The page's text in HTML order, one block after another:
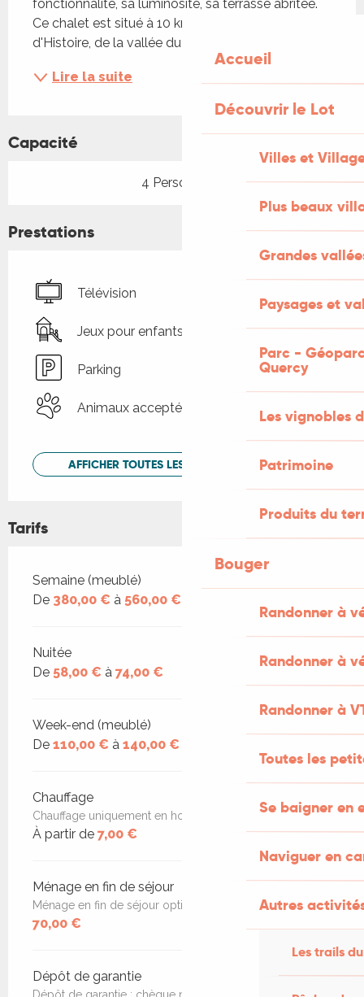
Accueil
Découvrir le Lot
Villes et
Plus beaux
Grandes
Paysages et
Parc -
Quercy
Les vignobles
Patrimoine
Produits du
Bouger
Randonner à
Randonner à
Randonner à
Toutes les
Se baigner en
Naviguer en
Autres
Les trails
fonctionnalité, sa luminosité, sa terrasse abritée.
Ce chalet est situé à 10 km de Figeac, ville d'Art et
d'Histoire, de la vallée du Célé et du Lot. Vous...
Lire la suite
Capacité
4 Personne(s)
Prestations
Télévision
Jeux pour enfants / Espace jeux
Parking
Animaux acceptés
AFFICHER TOUTES LES PRESTATIONS
Tarifs
Tarifs 2026
Semaine (meublé)
De 380,00 € à 560,00 €
Nuitée
De 58,00 € à 74,00 €
Week-end (meublé)
De 110,00 € à 140,00 €
Chauffage
Chauffage uniquement en hors saison et selon météo
À partir de 7,00 €
Ménage en fin de séjour
Ménage en fin de séjour optionnel
70,00 €
Dépôt de garantie